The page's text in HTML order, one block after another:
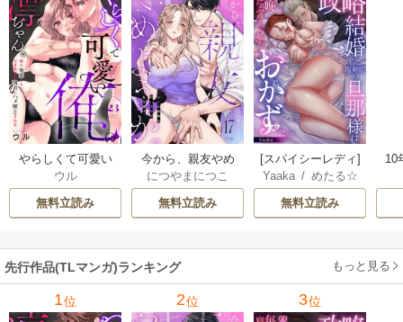
やらしくて可愛い
俺の凛ちゃん。～
隣人後輩くんのイ
キすぎた執着にハ
ウル
無料立読み
今から、親友やめ
ようか。～腐れ縁
同僚は甘い快楽で
私を壊す～
につやまにつこ
無料立読み
[スパイシーレディ]
政略結婚した塩対
応の旦那様は毎晩
寝たふりをした私
Yaaka/ めたる☆
ハニィ
無料立読み
10
先行作品(TLマンガ)ランキング もっと見る
1位 2位 3位